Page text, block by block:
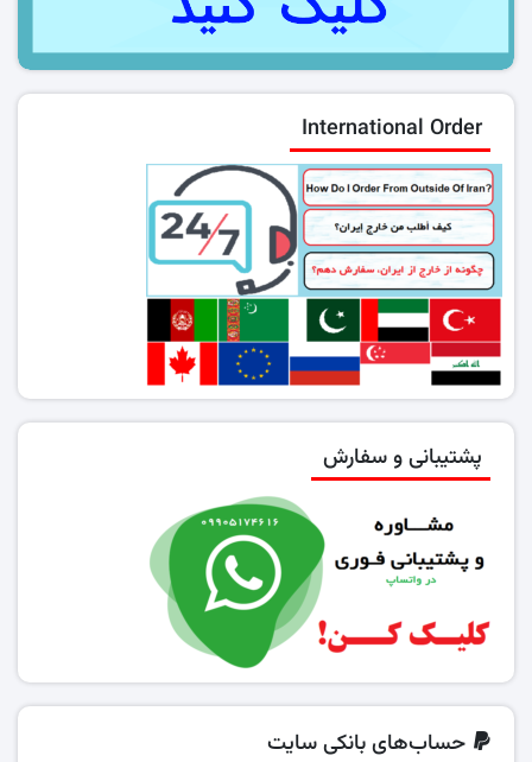
International Order
پشتیبانی و سفارش
حساب‌های بانکی سایت